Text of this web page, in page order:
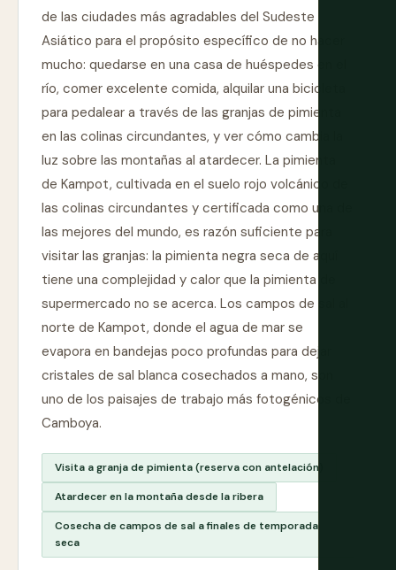
de las ciudades más agradables del Sudeste
Asiático para el propósito específico de no hacer
mucho: quedarse en una casa de huéspedes en el
río, comer excelente comida, alquilar una bicicleta
para pedalear a través de las granjas de pimienta
en las colinas circundantes, y ver cómo cambia la
luz sobre las montañas al atardecer. La pimienta
de Kampot, cultivada en el suelo rojo volcánico de
las colinas circundantes y certificada como una de
las mejores del mundo, es razón suficiente para
visitar las granjas: la pimienta negra seca de aquí
tiene una complejidad y calor que la pimienta de
supermercado no se acerca. Los campos de sal al
norte de Kampot, donde el agua de mar se
evapora en bandejas poco profundas para dejar
cristales de sal blanca cosechados a mano, son
uno de los paisajes de trabajo más fotogénicos de
Camboya.
Visita a granja de pimienta (reserva con antelación)
Atardecer en la montaña desde la ribera
Cosecha de campos de sal a finales de temporada
seca